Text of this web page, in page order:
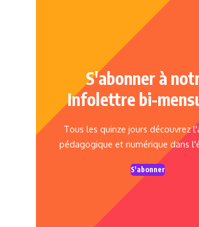
S'abonner à
Infolettre bi-
Tous les quinze jours découvrez
pédagogique et numérique dans
S'abonner